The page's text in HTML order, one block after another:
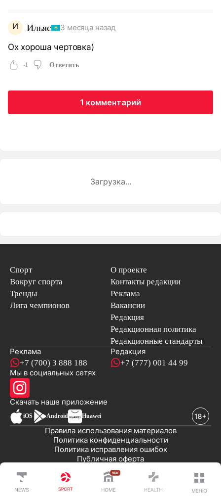
И Ильяс 3 месяца назад
Ох хороша чертовка)
-1 Ответить
1 комментарий
Загрузка...
Спорт
Вокруг спорта
Тренды
Лига чемпионов
О проекте
Контакты редакции
Реклама
Вакансии
Редакция
Редакционная политика
Редакционные стандарты
Реклама
+7 (700) 3 888 188
Редакция
+7 (777) 001 44 99
Мы в социальных сетях
Скачать наше приложениеновостей
iOS Android Huawei
Публичная оферта
Политика исправления ошибок
Политика конфиденциальности
Правила использования материалов
© 2008-2026 ТОО «EML»